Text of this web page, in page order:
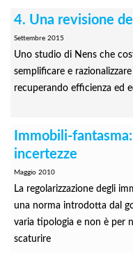
4. Una revisione
Settembre 2015
Uno studio di Nens che
semplificare e
recuperando efficienza ed
Immobili-
incertezze
Maggio 2010
La regolarizzazione degli
una norma introdotta dal
varia tipologia e non è per
scaturire